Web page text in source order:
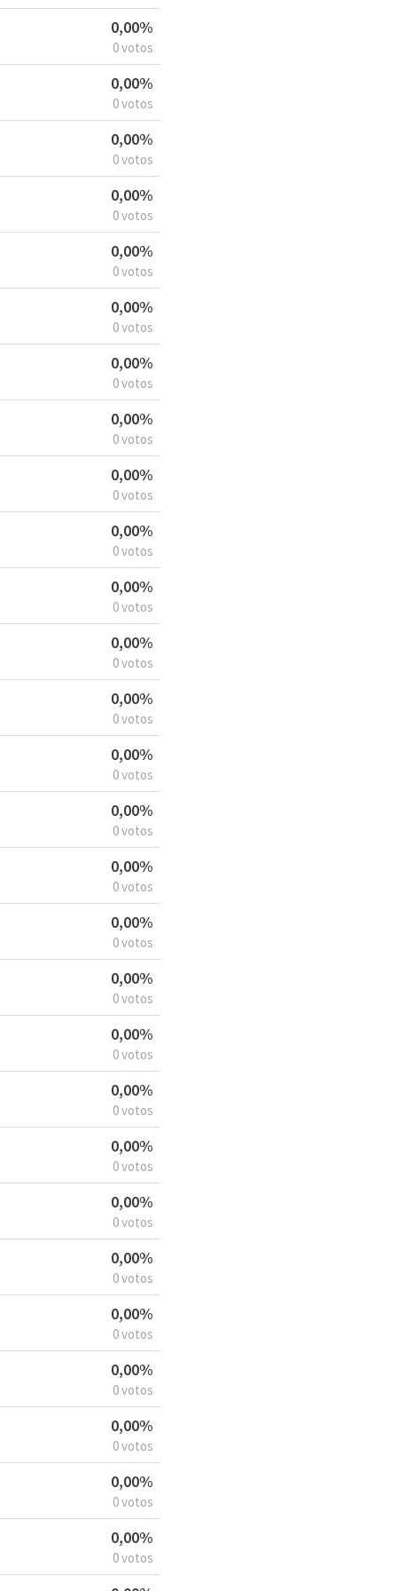
0,00%
0 votos
0,00%
0 votos
0,00%
0 votos
0,00%
0 votos
0,00%
0 votos
0,00%
0 votos
0,00%
0 votos
0,00%
0 votos
0,00%
0 votos
0,00%
0 votos
0,00%
0 votos
0,00%
0 votos
0,00%
0 votos
0,00%
0 votos
0,00%
0 votos
0,00%
0 votos
0,00%
0 votos
0,00%
0 votos
0,00%
0 votos
0,00%
0 votos
0,00%
0 votos
0,00%
0 votos
0,00%
0 votos
0,00%
0 votos
0,00%
0 votos
0,00%
0 votos
0,00%
0 votos
0,00%
0 votos